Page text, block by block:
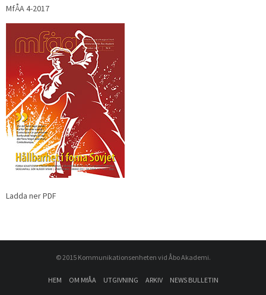
MfÅA 4-2017
Ladda ner PDF
© 2015 Kommunikationsenheten vid Åbo Akademi.
HEM OM MfÅA UTGIVNING ARKIV NEWS BULLETIN